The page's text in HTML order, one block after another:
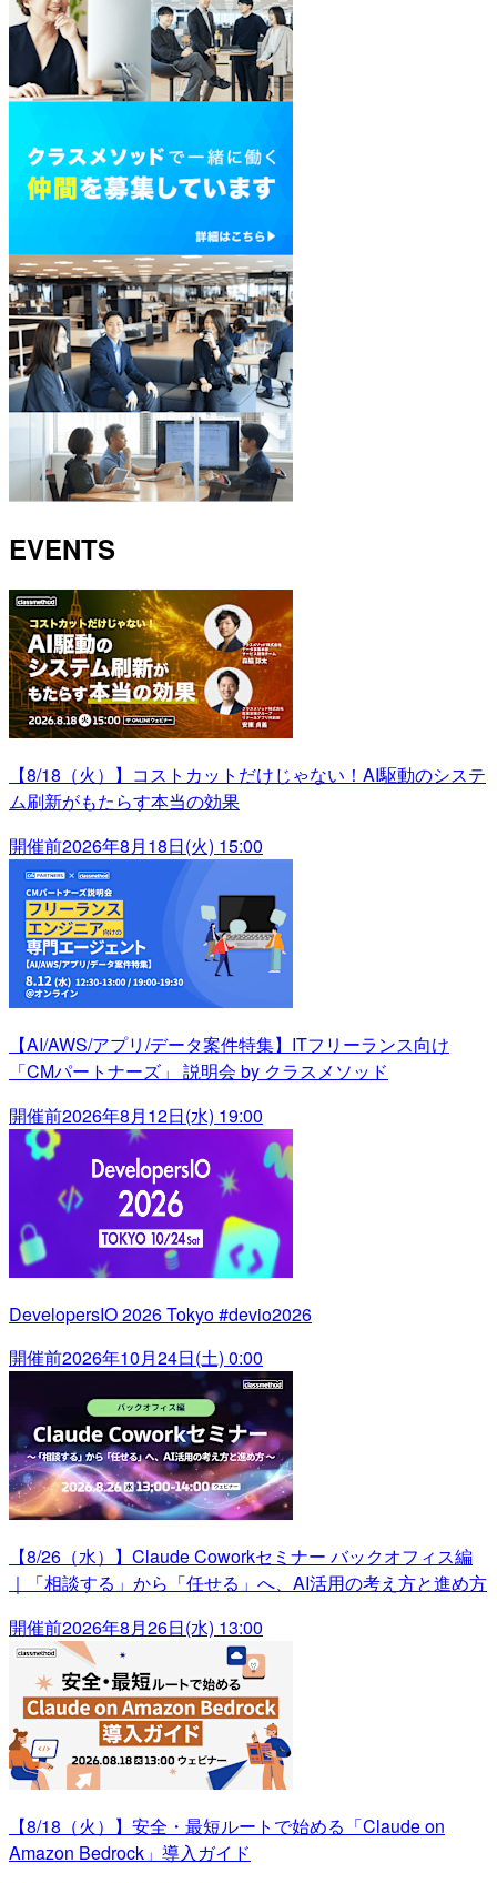
EVENTS
【8/18（火）】コストカットだけじゃない！AI駆動のシステ
ム刷新がもたらす本当の効果
開催前2026年8月18日(火) 15:00
【AI/AWS/アプリ/データ案件特集】ITフリーランス向け
「CMパートナーズ」 説明会 by クラスメソッド
開催前2026年8月12日(水) 19:00
DevelopersIO 2026 Tokyo #devio2026
開催前2026年10月24日(土) 0:00
【8/26（水）】Claude Coworkセミナー バックオフィス編
｜「相談する」から「任せる」へ、AI活用の考え方と進め方
開催前2026年8月26日(水) 13:00
【8/18（火）】安全・最短ルートで始める「Claude on
Amazon Bedrock」導入ガイド